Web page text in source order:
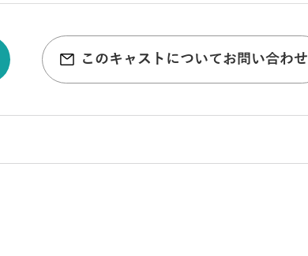
このキャストについてお問い合わせ